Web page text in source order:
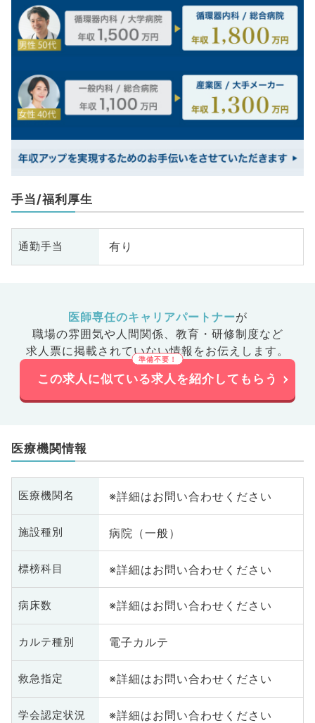
手当/福利厚生
通勤手当 有り
医師専任のキャリアパートナーが
職場の雰囲気や人間関係、 教育・研修制度など
求人票に掲載されていない情報をお伝えします。
この求人に似ている求人を紹介してもらう
医療機関情報
医療機関名 ※詳細はお問い合わせください
施設種別 病院（一般）
標榜科目 ※詳細はお問い合わせください
病床数 ※詳細はお問い合わせください
カルテ種別 電子カルテ
救急指定 ※詳細はお問い合わせください
学会認定状況 ※詳細はお問い合わせください